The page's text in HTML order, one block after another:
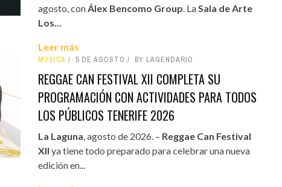
agosto, con Álex Bencomo Group . La Sala de Arte
Los...
Leer más
MÚSICA 5 DE AGOSTO BY LAGENDARIO
REGGAE CAN FESTIVAL XII COMPLETA SU
PROGRAMACIÓN CON ACTIVIDADES PARA TODOS
LOS PÚBLICOS TENERIFE 2026
La Laguna , agosto de 2026. – Reggae Can Festival
XII ya tiene todo preparado para celebrar una nueva
edición en...